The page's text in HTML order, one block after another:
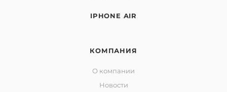
IPHONE AIR
КОМПАНИЯ
О компании
Новости